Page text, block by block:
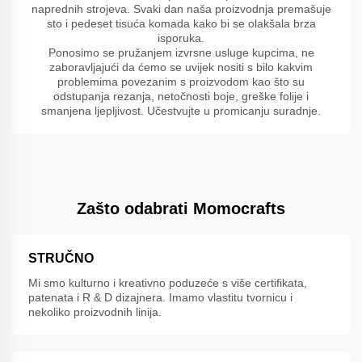
naprednih strojeva. Svaki dan naša proizvodnja premašuje
sto i pedeset tisuća komada kako bi se olakšala brza
isporuka.
Ponosimo se pružanjem izvrsne usluge kupcima, ne
zaboravljajući da ćemo se uvijek nositi s bilo kakvim
problemima povezanim s proizvodom kao što su
odstupanja rezanja, netočnosti boje, greške folije i
smanjena ljepljivost. Učestvujte u promicanju suradnje.
Zašto odabrati Momocrafts
STRUČNO
Mi smo kulturno i kreativno poduzeće s više certifikata,
patenata i R & D dizajnera. Imamo vlastitu tvornicu i
nekoliko proizvodnih linija.